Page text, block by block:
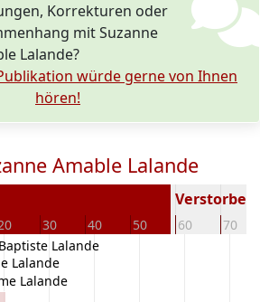
Korrekturen oder
mit Suzanne
Lalande?
würde gerne von Ihnen
hören!
Amable Lalande
30 40 50 60 70
Verstorben
Lalande
Lalande
Lalande